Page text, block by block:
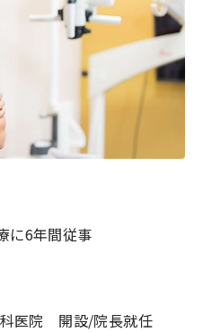
に6年間従事
医院 開設/院長就任